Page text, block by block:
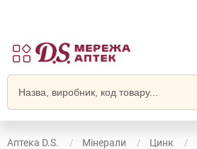
Аптека D.S. Мінерали Цинк